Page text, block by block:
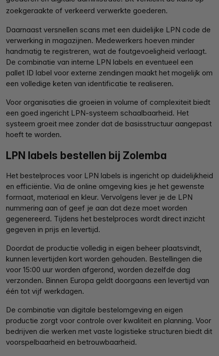
zoekgeraakte of verkeerd verwerkte goederen.
Daarnaast versnellen scans met een duidelijke LPN code de
verwerking in magazijnen. Medewerkers hoeven minder
handmatig te registreren, wat de foutgevoeligheid verlaagt.
De combinatie van interne LPN labels en eventueel een
pallet ID label voor externe zendingen maakt het mogelijk om
een volledige keten van identificatie te realiseren.
Voor organisaties die groeien in volume of complexiteit biedt
een goed ingericht LPN-systeem schaalbaarheid. Het
systeem groeit mee zonder dat de basisstructuur aangepast
hoeft te worden.
LPN labels bestellen bij Zolemba
Het bestelproces voor LPN labels is ingericht op duidelijkheid
en efficiëntie. Via de online omgeving kies je het gewenste
formaat, materiaal en kleur. Vervolgens lever je de LPN
nummering aan of geef je aan dat deze moet worden
gegenereerd. Tijdens het bestelproces wordt direct inzicht
gegeven in prijs en levertijd.
Doordat de productie volledig in eigen beheer plaatsvindt,
kunnen levertijden kort worden gehouden. Bestellingen die
voor 15:00 uur worden afgerond, worden dezelfde dag
verzonden. Binnen Europa geldt doorgaans een levertijd van
één tot vijf werkdagen.
De combinatie van digitale bestelomgeving en eigen
productie zorgt voor controle over kwaliteit en planning. Voor
bedrijven die werken met vaste logistieke structuren biedt dit
voorspelbaarheid en betrouwbaarheid.